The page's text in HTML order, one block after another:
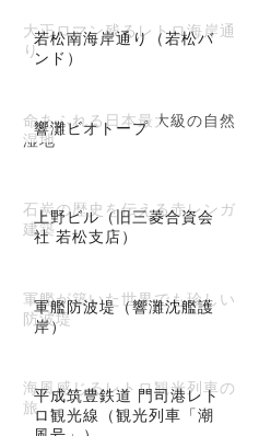
若松南海岸通り（若松バ
ンド）
大正ロマン残るレトロ海岸通
り
響灘ビオトープ
命あふれる日本最大級の自然
湿地
上野ビル（旧三菱合資会
社 若松支店）
石炭の歴史を伝える赤レンガ
建築
軍艦防波堤（響灘沈艦護
岸）
軍艦が築いた世界でも珍しい
防波堤
平成筑豊鉄道 門司港レト
ロ観光線（観光列車「潮
海風感じるレトロ観光列車の
旅